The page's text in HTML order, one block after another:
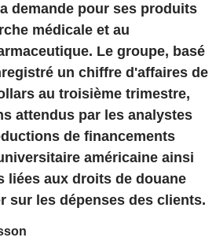
demande pour ses produits
médicale et au
Le groupe, basé
un chiffre d'affaires de
au troisième trimestre,
attendus par les analystes
de financements
américaine ainsi
liées aux droits de douane
sur les dépenses des clients.